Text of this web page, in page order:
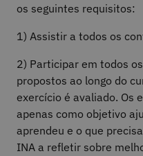
os seguintes requisitos:
1) Assistir a todos os
2) Participar em todos
propostos ao longo do
exercício é avaliado. Os
apenas como objetivo
aprendeu e o que
INA a refletir sobre